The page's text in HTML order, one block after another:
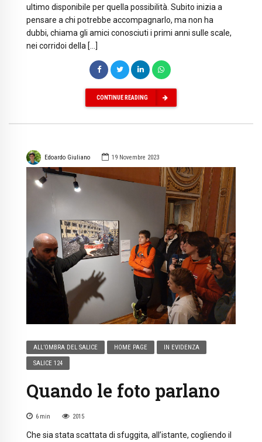
ultimo disponibile per quella possibilità. Subito inizia a
pensare a chi potrebbe accompagnarlo, ma non ha
dubbi, chiama gli amici conosciuti i primi anni sulle scale,
nei corridoi della […]
CONTINUE READING
Edoardo Giuliano 19 Novembre 2023
ALL’OMBRA DEL SALICE HOME PAGE IN EVIDENZA
SALICE 124
Quando le foto parlano
6 min 2015
Che sia stata scattata di sfuggita, all’istante, cogliendo il